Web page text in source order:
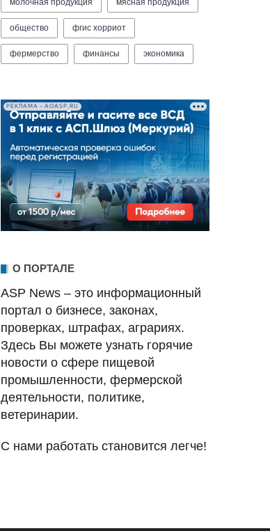
общество фгис хорриот
фермерство финансы экономика
РЕКЛАМА • AOASP.RU
О ПОРТАЛЕ
ASP News – это информационный
портал о бизнесе, законах,
проверках, штрафах, аграриях.
Здесь Вы можете узнать горячие
новости о сфере пищевой
промышленности, фермерской
деятельности, политике,
ветеринарии.
С нами работать становится легче!